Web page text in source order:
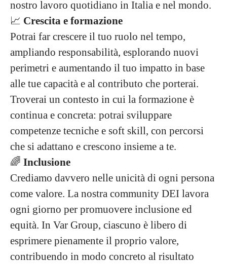
nostro lavoro quotidiano in Italia e nel mondo.
📈 Crescita e formazione
Potrai far crescere il tuo ruolo nel tempo,
ampliando responsabilità, esplorando nuovi
perimetri e aumentando il tuo impatto in base
alle tue capacità e al contributo che porterai.
Troverai un contesto in cui la formazione è
continua e concreta: potrai sviluppare
competenze tecniche e soft skill, con percorsi
che si adattano e crescono insieme a te.
🌈 Inclusione
Crediamo davvero nelle unicità di ogni persona
come valore. La nostra community DEI lavora
ogni giorno per promuovere inclusione ed
equità. In Var Group, ciascuno è libero di
esprimere pienamente il proprio valore,
contribuendo in modo concreto al risultato